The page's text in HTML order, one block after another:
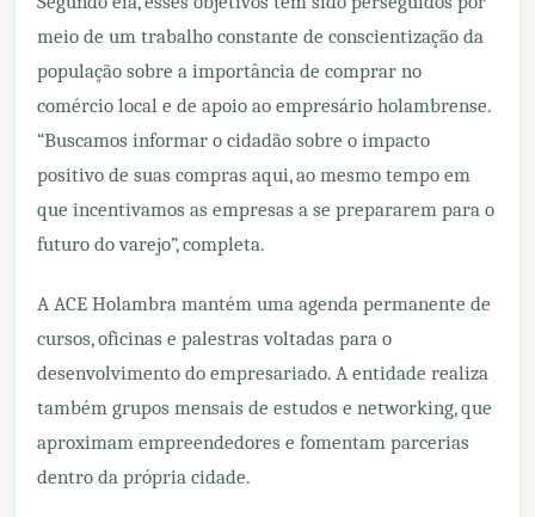
meio de um trabalho constante de conscientização da
população sobre a importância de comprar no
comércio local e de apoio ao empresário holambrense.
“Buscamos informar o cidadão sobre o impacto
positivo de suas compras aqui, ao mesmo tempo em
que incentivamos as empresas a se prepararem para o
futuro do varejo”, completa.
A ACE Holambra mantém uma agenda permanente de
cursos, oficinas e palestras voltadas para o
desenvolvimento do empresariado. A entidade realiza
também grupos mensais de estudos e networking, que
aproximam empreendedores e fomentam parcerias
dentro da própria cidade.